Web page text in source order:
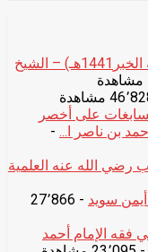
شرح أصول السنة للإمام أحمد (مدينة الخبر1441هـ) – الشيخ
على أخصر
-
رضي الله عنه العلمية
سويد
- 27٬866
فقه الإمام أحمد